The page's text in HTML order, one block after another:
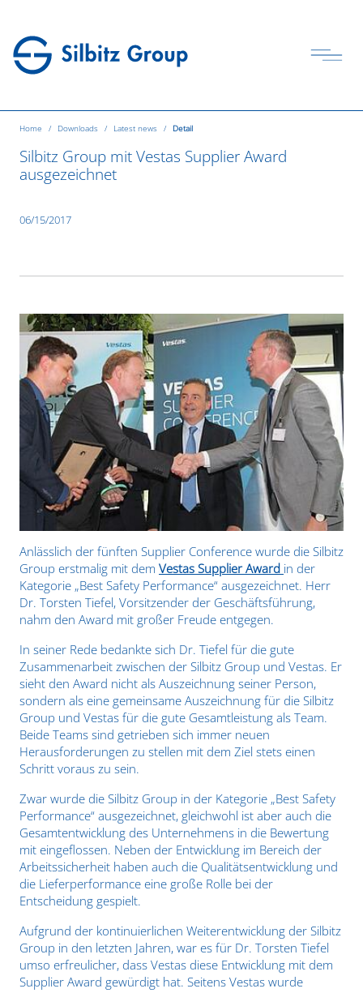
Home Downloads Latest news Detail
Silbitz Group mit Vestas Supplier Award
ausgezeichnet
06/15/2017
Anlässlich der fünften Supplier Conference wurde die Silbitz
Group erstmalig mit dem Vestas Supplier Award in der
Kategorie „Best Safety Performance“ ausgezeichnet. Herr
Dr. Torsten Tiefel, Vorsitzender der Geschäftsführung,
nahm den Award mit großer Freude entgegen.
In seiner Rede bedankte sich Dr. Tiefel für die gute
Zusammenarbeit zwischen der Silbitz Group und Vestas. Er
sieht den Award nicht als Auszeichnung seiner Person,
sondern als eine gemeinsame Auszeichnung für die Silbitz
Group und Vestas für die gute Gesamtleistung als Team.
Beide Teams sind getrieben sich immer neuen
Herausforderungen zu stellen mit dem Ziel stets einen
Schritt voraus zu sein.
Zwar wurde die Silbitz Group in der Kategorie „Best Safety
Performance“ ausgezeichnet, gleichwohl ist aber auch die
Gesamtentwicklung des Unternehmens in die Bewertung
mit eingeflossen. Neben der Entwicklung im Bereich der
Arbeitssicherheit haben auch die Qualitätsentwicklung und
die Lieferperformance eine große Rolle bei der
Entscheidung gespielt.
Aufgrund der kontinuierlichen Weiterentwicklung der Silbitz
Group in den letzten Jahren, war es für Dr. Torsten Tiefel
umso erfreulicher, dass Vestas diese Entwicklung mit dem
Supplier Award gewürdigt hat. Seitens Vestas wurde